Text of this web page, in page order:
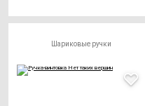
Шариковые ручки